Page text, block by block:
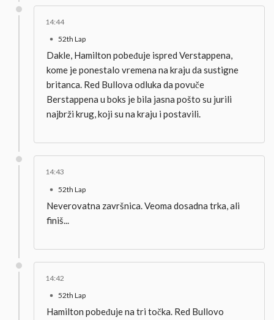
14:44
52th Lap
Dakle, Hamilton pobeđuje ispred Verstappena,
kome je ponestalo vremena na kraju da sustigne
britanca. Red Bullova odluka da povuče
Berstappena u boks je bila jasna pošto su jurili
najbrži krug, koji su na kraju i postavili.
14:43
52th Lap
Neverovatna završnica. Veoma dosadna trka, ali
finiš...
14:42
52th Lap
Hamilton pobeđuje na tri točka. Red Bullovo